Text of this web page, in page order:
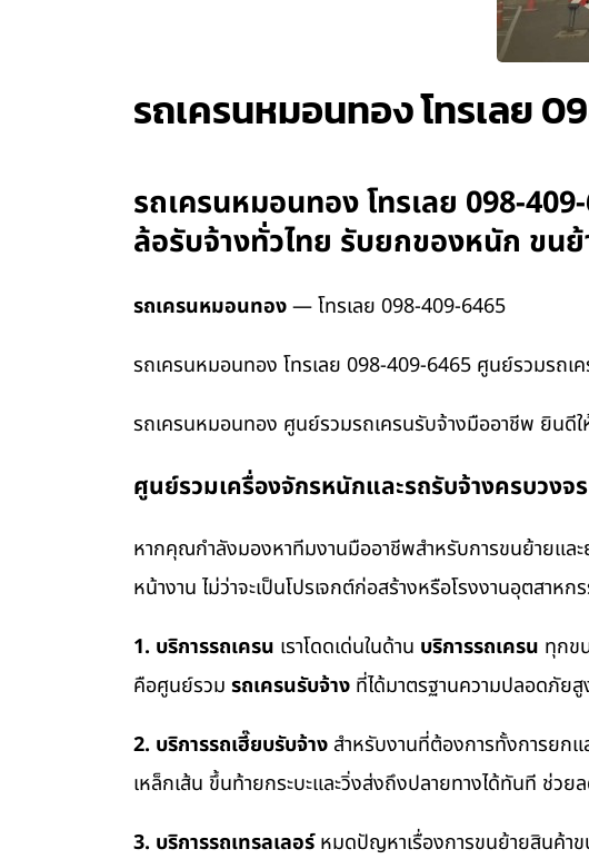
รถเครนหมอนทอง โทรเลย
รถเครนหมอนทอง โทรเลย 098-
ล้อรับจ้างทั่วไทย รับยกของหนัก ขน
รถเครนหมอนทอง— โทรเลย 098-409-6465
รถเครนหมอนทอง โทรเลย 098-409-6465 ศูนย์รวมรถเ
รถเครนหมอนทอง ศูนย์รวมรถเครนรับจ้างมืออาชีพ ยินดี
ศูนย์รวมเครื่องจักรหนักและรถรับจ้างครบวงจ
หากคุณกำลังมองหาทีมงานมืออาชีพสำหรับการขนย้ายแล
หน้างาน ไม่ว่าจะเป็นโปรเจกต์ก่อสร้างหรือโรงงานอุตสา
1. บริการรถเครน เราโดดเด่นในด้าน บริการรถเครน ทุกข
คือศูนย์รวม รถเครนรับจ้าง ที่ได้มาตรฐานความปลอดภัย
2. บริการรถเฮี๊ยบรับจ้าง สำหรับงานที่ต้องการทั้งการยก
เหล็กเส้น ขึ้นท้ายกระบะและวิ่งส่งถึงปลายทางได้ทันที ช่วย
3. บริการรถเทรลเลอร์หมดปัญหาเรื่องการขนย้ายสินค้าข